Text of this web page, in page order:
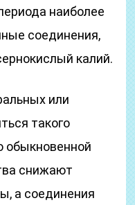
наиболее
соединения,
калий.
или
такого
снижают
а соединения